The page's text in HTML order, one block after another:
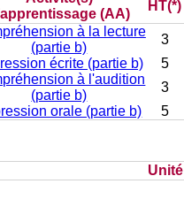
(AA)
HT(*)
à la lecture
(partie b)
3
écrite (partie b)
5
à l'audition
(partie b)
3
orale (partie b) 5